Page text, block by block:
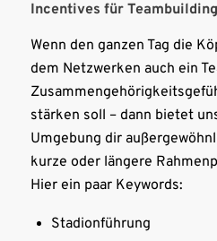
Incentives für
Wenn den ganzen Tag die
dem Netzwerken auch ein
stärken soll – dann bietet
Umgebung dir
kurze oder längere
Hier ein paar Keywords:
Stadionführung